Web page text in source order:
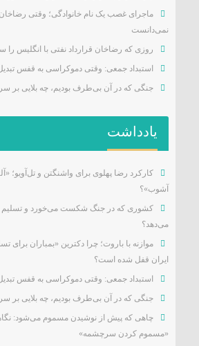
ماجرای غصب یک نام خانوادگی؛ وقتی رضاخان
نمی‌دانست
روزی که رضاخان قرارداد نفتی با انگلیس را
استبداد جمعی: وقتی دموکراسی به قفس
جنگی که در آن بی‌طرف بودیم، چه بلایی بر
یادداشت
کارکرد رضا پهلوی برای واشنگتن و تل‌آویو؛
آشوب»؟
کشوری که در جنگ شکست می‌خورد و تسلیم
می‌دهد؟
موازنه با باروت؛ چرا دکترین «بمباران برای
ایران قفل شده است؟
استبداد جمعی: وقتی دموکراسی به قفس
جنگی که در آن بی‌طرف بودیم، چه بلایی بر
چاهی که پیش از نوشیدن مسموم می‌شود:
«مسموم کردن سرچشمه»